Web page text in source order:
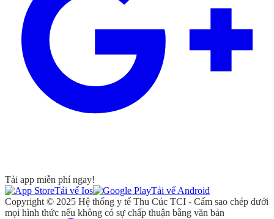
Tải app miễn phí ngay!
Tải vể Ios
Tải vể Android
Copyright © 2025 Hệ thống y tế Thu Cúc TCI - Cấm sao chép dưới
mọi hình thức nếu không có sự chấp thuận bằng văn bản